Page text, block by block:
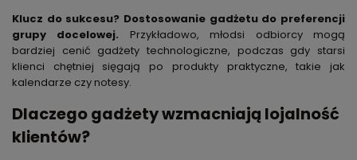
Klucz do sukcesu? Dostosowanie gadżetu do preferencji
grupy docelowej. Przykładowo, młodsi odbiorcy mogą
bardziej cenić gadżety technologiczne, podczas gdy starsi
klienci chętniej sięgają po produkty praktyczne, takie jak
kalendarze czy notesy.
Dlaczego gadżety wzmacniają lojalność
klientów?